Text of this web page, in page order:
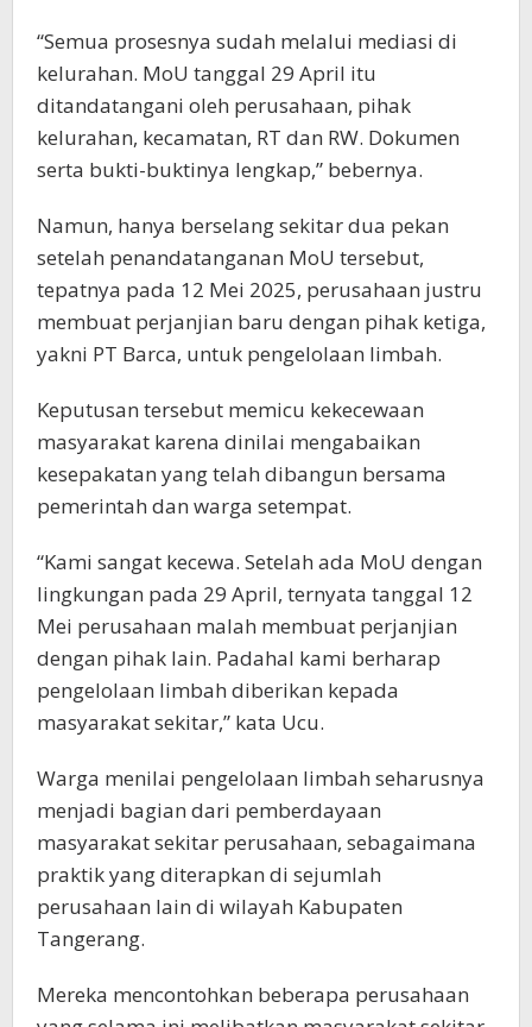
“Semua prosesnya sudah melalui mediasi di
kelurahan. MoU tanggal 29 April itu
ditandatangani oleh perusahaan, pihak
kelurahan, kecamatan, RT dan RW. Dokumen
serta bukti-buktinya lengkap,” bebernya.
Namun, hanya berselang sekitar dua pekan
setelah penandatanganan MoU tersebut,
tepatnya pada 12 Mei 2025, perusahaan justru
membuat perjanjian baru dengan pihak ketiga,
yakni PT Barca, untuk pengelolaan limbah.
Keputusan tersebut memicu kekecewaan
masyarakat karena dinilai mengabaikan
kesepakatan yang telah dibangun bersama
pemerintah dan warga setempat.
“Kami sangat kecewa. Setelah ada MoU dengan
lingkungan pada 29 April, ternyata tanggal 12
Mei perusahaan malah membuat perjanjian
dengan pihak lain. Padahal kami berharap
pengelolaan limbah diberikan kepada
masyarakat sekitar,” kata Ucu.
Warga menilai pengelolaan limbah seharusnya
menjadi bagian dari pemberdayaan
masyarakat sekitar perusahaan, sebagaimana
praktik yang diterapkan di sejumlah
perusahaan lain di wilayah Kabupaten
Tangerang.
Mereka mencontohkan beberapa perusahaan